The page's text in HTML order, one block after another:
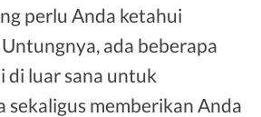
perlu Anda ketahui
ada beberapa
di luar sana untuk
sekaligus memberikan Anda